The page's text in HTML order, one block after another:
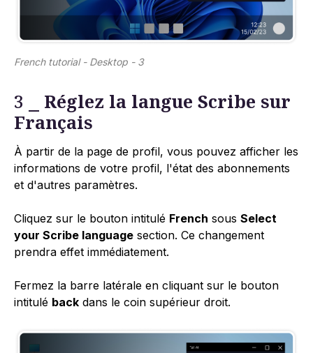
French tutorial - Desktop - 3
3 ⎯ Réglez la langue Scribe sur
Français
À partir de la page de profil, vous pouvez afficher les
informations de votre profil, l'état des abonnements
et d'autres paramètres.
Cliquez sur le bouton intitulé French sous Select
your Scribe language section. Ce changement
prendra effet immédiatement.
Fermez la barre latérale en cliquant sur le bouton
intitulé back dans le coin supérieur droit.